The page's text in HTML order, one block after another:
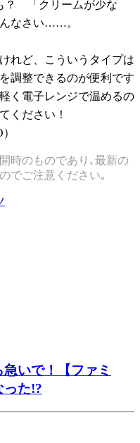
？ 「クリームが少な
なさい……。
れど、こういうタイプは
調整できるのが便利です
く電子レンジで温めるの
ください！
時のものであり､最新の
でご注意ください｡
急いで！【ファミ
った!?